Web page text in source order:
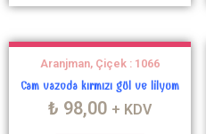
Aranjman, Çiçek : 1066
Cam vazoda kırmızı gül ve lilyum
₺ 98,00 + KDV